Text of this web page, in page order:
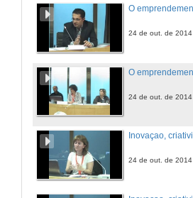
24 de out. de 2014
24 de out. de 2014
24 de out. de 2014